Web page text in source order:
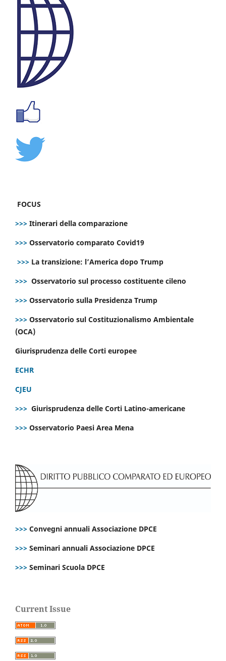
FOCUS
>>> Itinerari della comparazione
>>> Osservatorio comparato Covid19
>>> La transizione: l’America dopo Trump
>>> Osservatorio sul processo costituente cileno
>>> Osservatorio sulla Presidenza Trump
>>> Osservatorio sul Costituzionalismo Ambientale
(OCA)
Giurisprudenza delle Corti europee
ECHR
CJEU
>>> Giurisprudenza delle Corti Latino-americane
>>> Osservatorio Paesi Area Mena
>>> Convegni annuali Associazione DPCE
>>> Seminari annuali Associazione DPCE
>>> Seminari Scuola DPCE
Current Issue